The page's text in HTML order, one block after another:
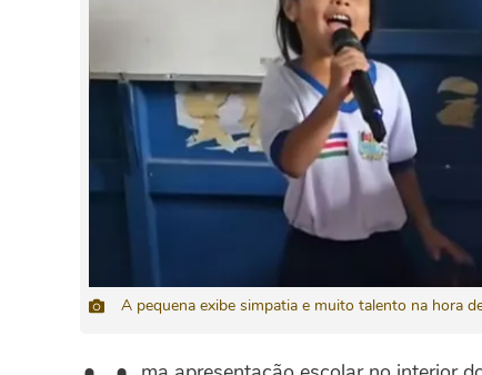
A pequena exibe simpatia e muito talento na hora